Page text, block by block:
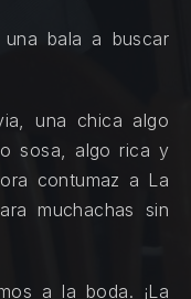
una bala a buscar
una chica algo
sosa, algo rica y
contumaz a La
muchachas sin
a la boda. ¡La